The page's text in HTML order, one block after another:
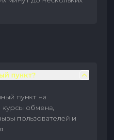
пункт?
пункт на
курсы обмена,
пользователей и